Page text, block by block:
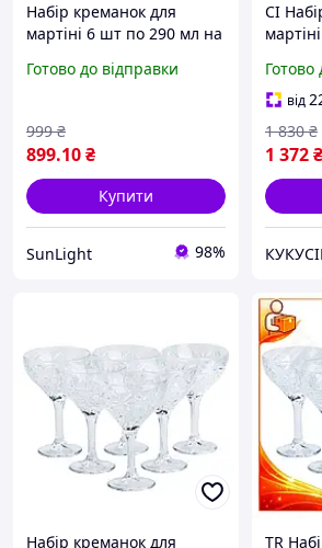
Набір креманок для
мартіні 6 шт по 290 мл на
санлайт
Готово до відправки
899.10₴
999 ₴
Купити
SunLight 98%
CI
для
ніжці.
Готово
від
1 372₴
1 830 ₴
Набір креманок для
TR